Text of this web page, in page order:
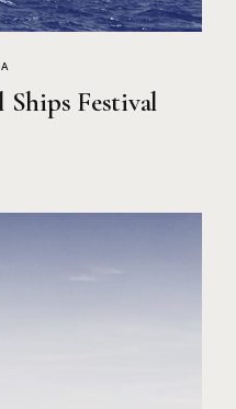
Festival